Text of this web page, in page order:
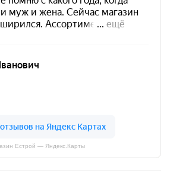
Естрой — Яндекс.Карты